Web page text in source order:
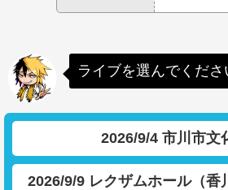
ライブを選んでくださ
2026/9/4 市川市文
2026/9/9 レクザムホール（香